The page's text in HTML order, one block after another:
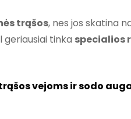
trąšos, nes jos skatina
tinka specialios
vejoms ir sodo